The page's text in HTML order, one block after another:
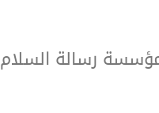
تواصل نشر ثقافة السلام